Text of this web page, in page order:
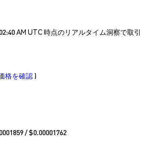
AM UTC 時点のリアルタイム洞察で取引
格を確認 )
/ $0.00001762